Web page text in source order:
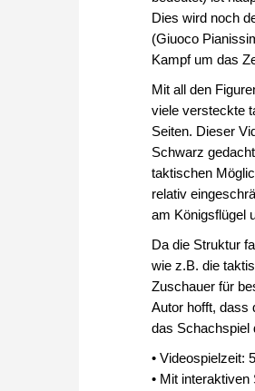
Dies wird noch
(Giuoco
Kampf um das
Mit all den
viele versteckte
Seiten. Dieser
Schwarz
taktischen
relativ
am Königsflügel
Da die Struktur
wie z.B. die
Zuschauer für
Autor hofft, dass
das Schachspiel
• Videospielzeit:
• Mit